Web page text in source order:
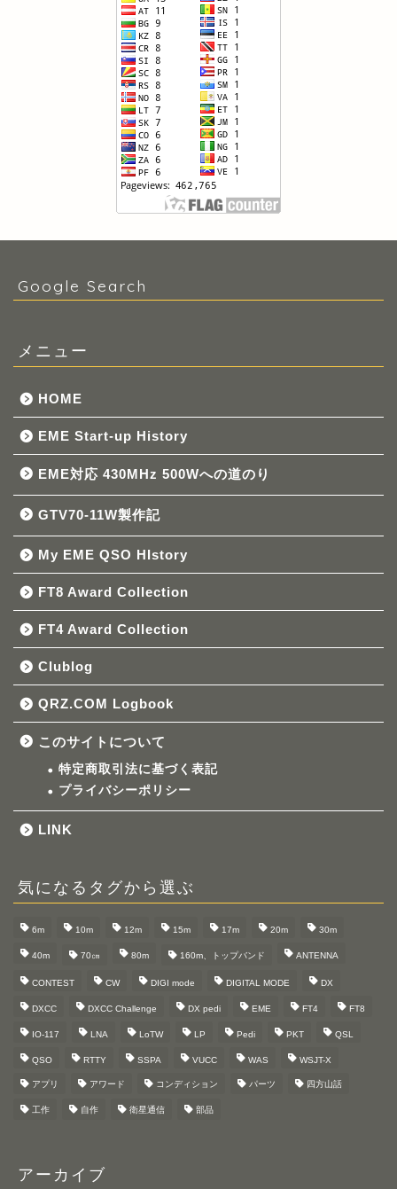
Google Search
メニュー
HOME
EME Start-up History
EME対応 430MHz 500Wへの道のり
GTV70-11W製作記
My EME QSO HIstory
FT8 Award Collection
FT4 Award Collection
Clublog
QRZ.COM Logbook
このサイトについて
特定商取引法に基づく表記
プライバシーポリシー
LINK
気になるタグから選ぶ
6m 10m 12m 15m 17m 20m 30m
40m 70㎝ 80m 160m、トップバンド ANTENNA
CONTEST CW DIGI mode DIGITAL MODE DX
DXCC DXCC Challenge DX pedi EME FT4 FT8
IO-117 LNA LoTW LP Pedi PKT QSL
QSO RTTY SSPA VUCC WAS WSJT-X
アプリ アワード コンディション パーツ 四方山話
工作 自作 衛星通信 部品
アーカイブ